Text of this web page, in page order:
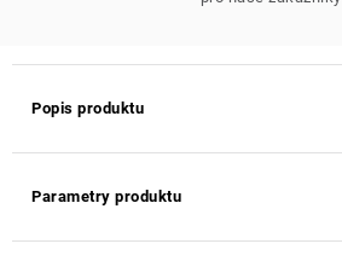
Popis produktu
Parametry produktu